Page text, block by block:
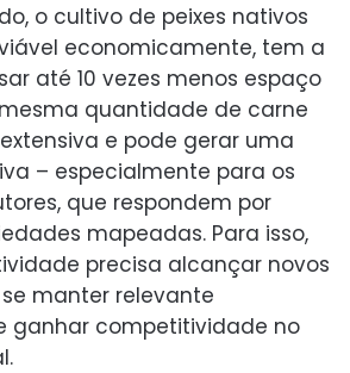
o cultivo de peixes nativos
economicamente, tem a
até 10 vezes menos espaço
quantidade de carne
e pode gerar uma
– especialmente para os
que respondem por
mapeadas. Para isso,
precisa alcançar novos
manter relevante
ganhar competitividade no